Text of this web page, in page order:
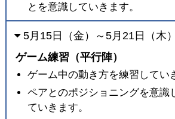
とを意識していきます。
5月15日（金）～5月21日（木）
ゲーム練習（平行陣）
ゲーム中の動き方を練習してい
ペアとのポジショニングを意識
ていきます。